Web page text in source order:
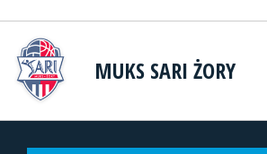
MUKS SARI ŻORY